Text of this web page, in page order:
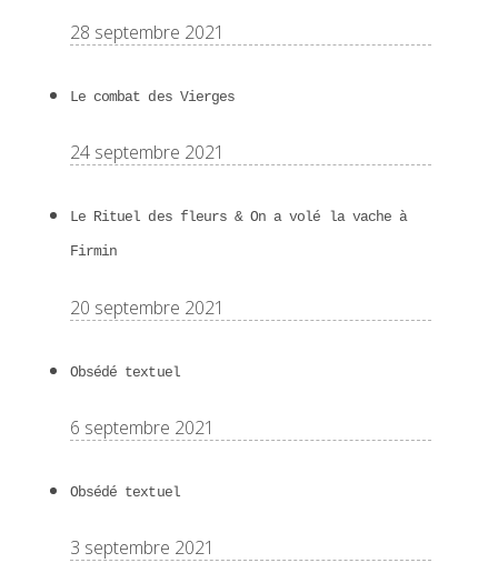
28 septembre 2021
Le combat des Vierges
24 septembre 2021
Le Rituel des fleurs & On a volé la vache à
Firmin
20 septembre 2021
Obsédé textuel
6 septembre 2021
Obsédé textuel
3 septembre 2021